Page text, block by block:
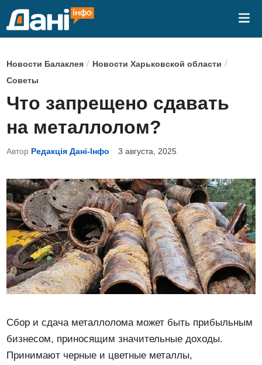
О
п
у
л
о
в
а
н
о
в
Новости Балаклея / Новости Харьковской области /
Советы
Что запрещено сдавать
на металлолом?
Автор Редакція Дані-Інфо 3 августа, 2025
Сбор и сдача металлолома может быть прибыльным
бизнесом, приносящим значительные доходы.
Принимают черные и цветные металлы,